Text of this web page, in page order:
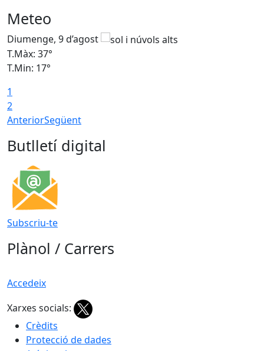
Meteo
Diumenge, 9 d’agost
T.Màx: 37°
T.Min: 17°
1
2
AnteriorSegüent
Butlletí digital
Subscriu-te
Plànol / Carrers
Accedeix
Xarxes socials:
Crèdits
Protecció de dades